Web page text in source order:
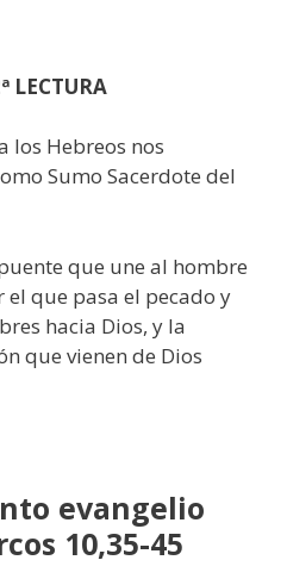
LECTURA
los Hebreos nos
Sumo Sacerdote del
que une al hombre
el que pasa el pecado y
hacia Dios, y la
que vienen de Dios
evangelio
10,35-45